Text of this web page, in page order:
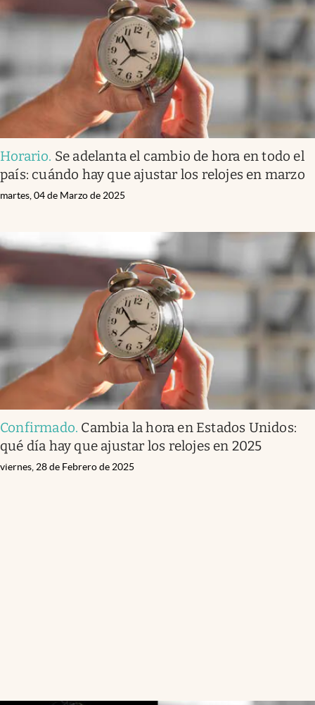
Horario. Se adelanta el cambio de hora en todo el
país: cuándo hay que ajustar los relojes en marzo
martes, 04 de Marzo de 2025
Confirmado. Cambia la hora en Estados Unidos:
qué día hay que ajustar los relojes en 2025
viernes, 28 de Febrero de 2025